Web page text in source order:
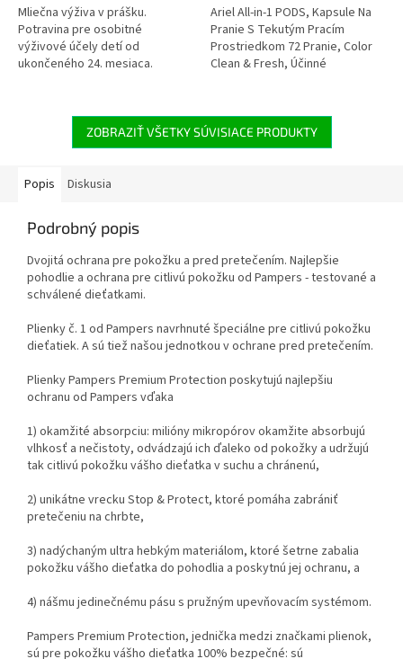
Mliečna výživa v prášku.
Potravina pre osobitné
výživové účely detí od
ukončeného 24. mesiaca.
Ariel All-in-1 PODS, Kapsule Na
Pranie S Tekutým Pracím
Prostriedkom 72 Pranie, Color
Clean & Fresh, Účinné
ZOBRAZIŤ VŠETKY SÚVISIACE PRODUKTY
Popis Diskusia
Podrobný popis
Dvojitá ochrana pre pokožku a pred pretečením. Najlepšie
pohodlie a ochrana pre citlivú pokožku od Pampers - testované a
schválené dieťatkami.
Plienky č. 1 od Pampers navrhnuté špeciálne pre citlivú pokožku
dieťatiek. A sú tiež našou jednotkou v ochrane pred pretečením.
Plienky Pampers Premium Protection poskytujú najlepšiu
ochranu od Pampers vďaka
1) okamžité absorpciu: milióny mikropórov okamžite absorbujú
vlhkosť a nečistoty, odvádzajú ich ďaleko od pokožky a udržujú
tak citlivú pokožku vášho dieťatka v suchu a chránenú,
2) unikátne vrecku Stop & Protect, ktoré pomáha zabrániť
pretečeniu na chrbte,
3) nadýchaným ultra hebkým materiálom, ktoré šetrne zabalia
pokožku vášho dieťatka do pohodlia a poskytnú jej ochranu, a
4) nášmu jedinečnému pásu s pružným upevňovacím systémom.
Pampers Premium Protection, jednička medzi značkami plienok,
sú pre pokožku vášho dieťatka 100% bezpečné: sú